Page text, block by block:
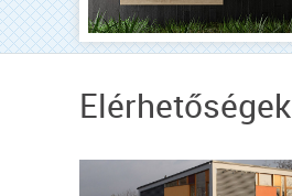
Elérhetőségek